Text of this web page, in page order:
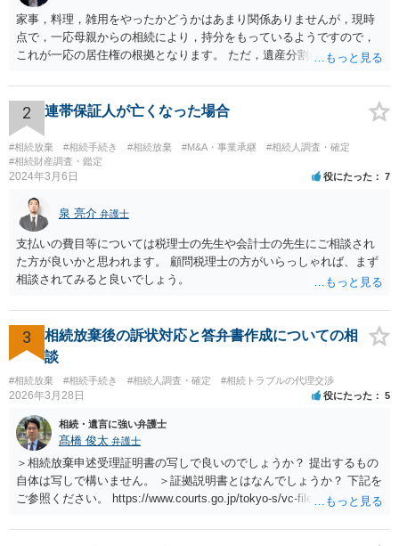
家事，料理，雑用をやったかどうかはあまり関係ありませんが，現時
点で，一応母親からの相続により，持分をもっているようですので，
これが一応の居住権の根拠となります。 ただ，遺産分割により，母の
2 連帯保証人が亡くなった場合
#相続放棄 #相続手続き #相続放棄 #M&A・事業承継
#相続人調査・確定
#相続財産調査・鑑定
2024年3月6日 役にたった 7
泉 亮介 弁護士
支払いの費目等については税理士の先生や会計士の先生にご相談され
た方が良いかと思われます。 顧問税理士の方がいらっしゃれば、まず
相談されてみると良いでしょう。
3
相続放棄後の訴状対応と答弁書作成についての相
談
#相続放棄 #相続手続き #相続人調査・確定 #相続トラブルの代理交渉
2026年3月28日 役にたった 5
相続・遺言に強い弁護士
髙橋 俊太 弁護士
＞相続放棄申述受理証明書の写しで良いのでしょうか？ 提出するもの
自体は写しで構いません。 ＞証拠説明書とはなんでしょうか？ 下記を
ご参照ください。 https://www.courts.go.jp/tokyo-s/vc-files/tokyo-s/file/